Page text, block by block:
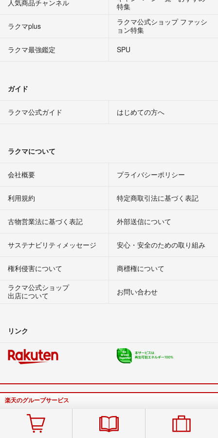
人気商品チャンネル
特集
ラクマplus
ラクマ公式ショップ ファッシ
ョン特集
ラクマ最強鑑定
SPU
ガイド
ラクマ公式ガイド はじめての方へ
ラクマについて
会社概要 プライバシーポリシー
利用規約 特定商取引法に基づく表記
古物営業法に基づく表記 外部送信について
サステナビリティメッセージ 安心・安全のための取り組み
権利侵害について
商標権について
ラクマ公式ショップ
出店について
お問い合わせ
リンク
楽天のグループサービス